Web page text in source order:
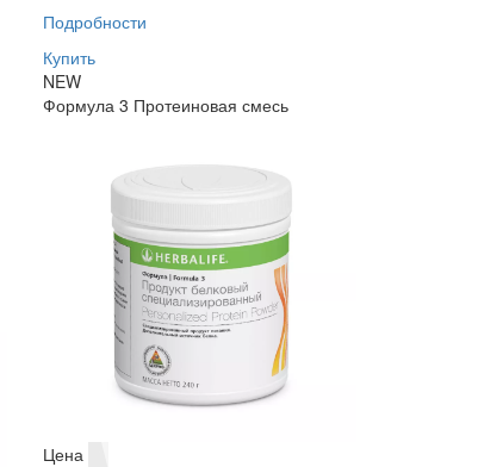
Подробности
Купить
NEW
Формула 3 Протеиновая смесь
Цена